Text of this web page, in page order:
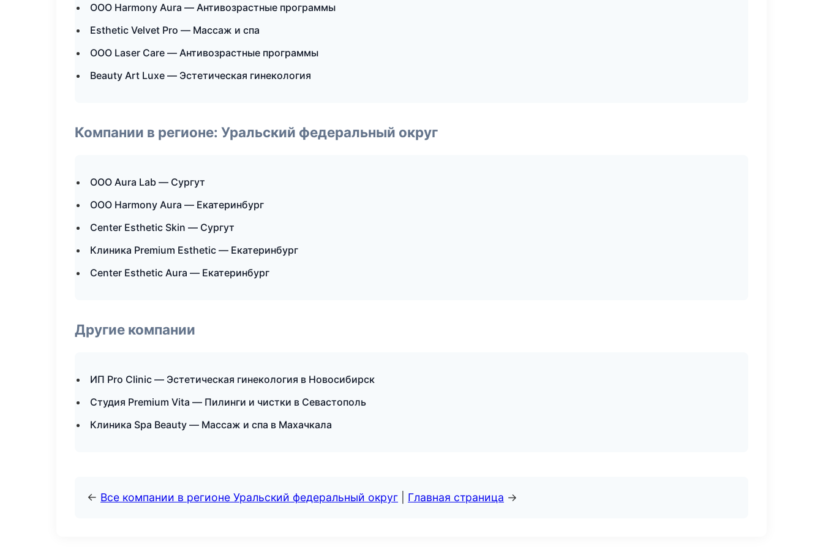
ООО Harmony Aura — Антивозрастные программы
Esthetic Velvet Pro — Массаж и спа
ООО Laser Care — Антивозрастные программы
Beauty Art Luxe — Эстетическая гинекология
Компании в регионе: Уральский федеральный округ
ООО Aura Lab — Сургут
ООО Harmony Aura — Екатеринбург
Center Esthetic Skin — Сургут
Клиника Premium Esthetic — Екатеринбург
Center Esthetic Aura — Екатеринбург
Другие компании
ИП Pro Clinic — Эстетическая гинекология в Новосибирск
Студия Premium Vita — Пилинги и чистки в Севастополь
Клиника Spa Beauty — Массаж и спа в Махачкала
← Все компании в регионе Уральский федеральный округ Главная страница →